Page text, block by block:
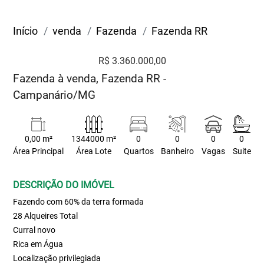
Início venda Fazenda Fazenda RR
R$ 3.360.000,00
Fazenda à venda, Fazenda RR -
Campanário/MG
0,00 m²
Área Principal
1344000 m²
Área Lote
0
Quartos
0
Banheiro
0
Vagas
0
Suite
DESCRIÇÃO DO IMÓVEL
Fazendo com 60% da terra formada
28 Alqueires Total
Curral novo
Rica em Água
Localização privilegiada